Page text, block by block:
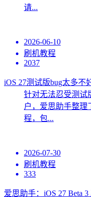
请...
2026-06-10
刷机教程
2037
iOS 27测试版bug太多不
针对无法忍受测试
户，爱思助手整理
程，包...
2026-07-30
刷机教程
333
爱思助手：iOS 27 Beta